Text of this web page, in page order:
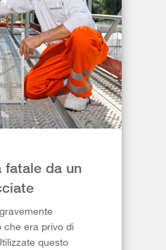
fatale da un
che era privo di
questo